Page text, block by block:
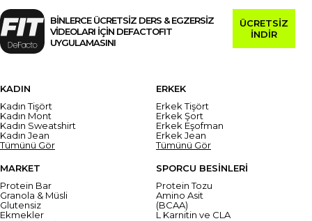
BİNLERCE ÜCRETSİZ DERS & EGZERSİZ
VİDEOLARI İÇİN DEFACTOFIT
UYGULAMASINI
ÜCRETSİZ
İNDİR
KADIN
Kadın Tişört
Kadın Mont
Kadın Sweatshirt
Kadın Jean
Tümünü Gör
ERKEK
Erkek Tişört
Erkek Şort
Erkek Eşofman
Erkek Jean
Tümünü Gör
MARKET
Protein Bar
Granola & Müsli
Glutensiz
Ekmekler
SPORCU BESİNLERİ
Protein Tozu
Amino Asit
(BCAA)
L Karnitin ve CLA